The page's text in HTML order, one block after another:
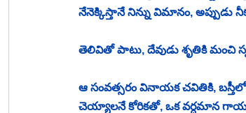
నేనెక్కిస్తానే నిన్ను విమానం, అప్పుడు
తెలివితో పాటు, దేవుడు శృతికి మంచి
ఆ సంవత్సరం వినాయక చవితికి, బస్తీలో
చెయ్యాలనే కోరికతో, ఒక వర్ధమాన గాయని,